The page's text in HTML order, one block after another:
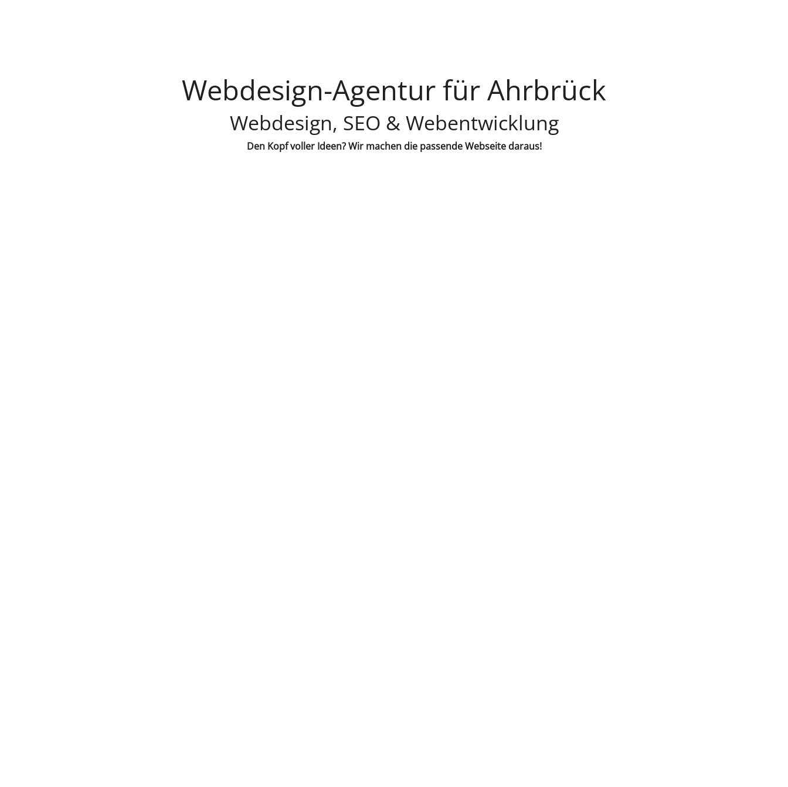
Webdesign-Agentur für Ahrbrück
Webdesign, SEO & Webentwicklung
Den Kopf voller Ideen? Wir machen die passende Webseite daraus!